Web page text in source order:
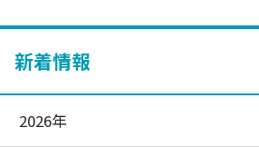
新着情報
2026年